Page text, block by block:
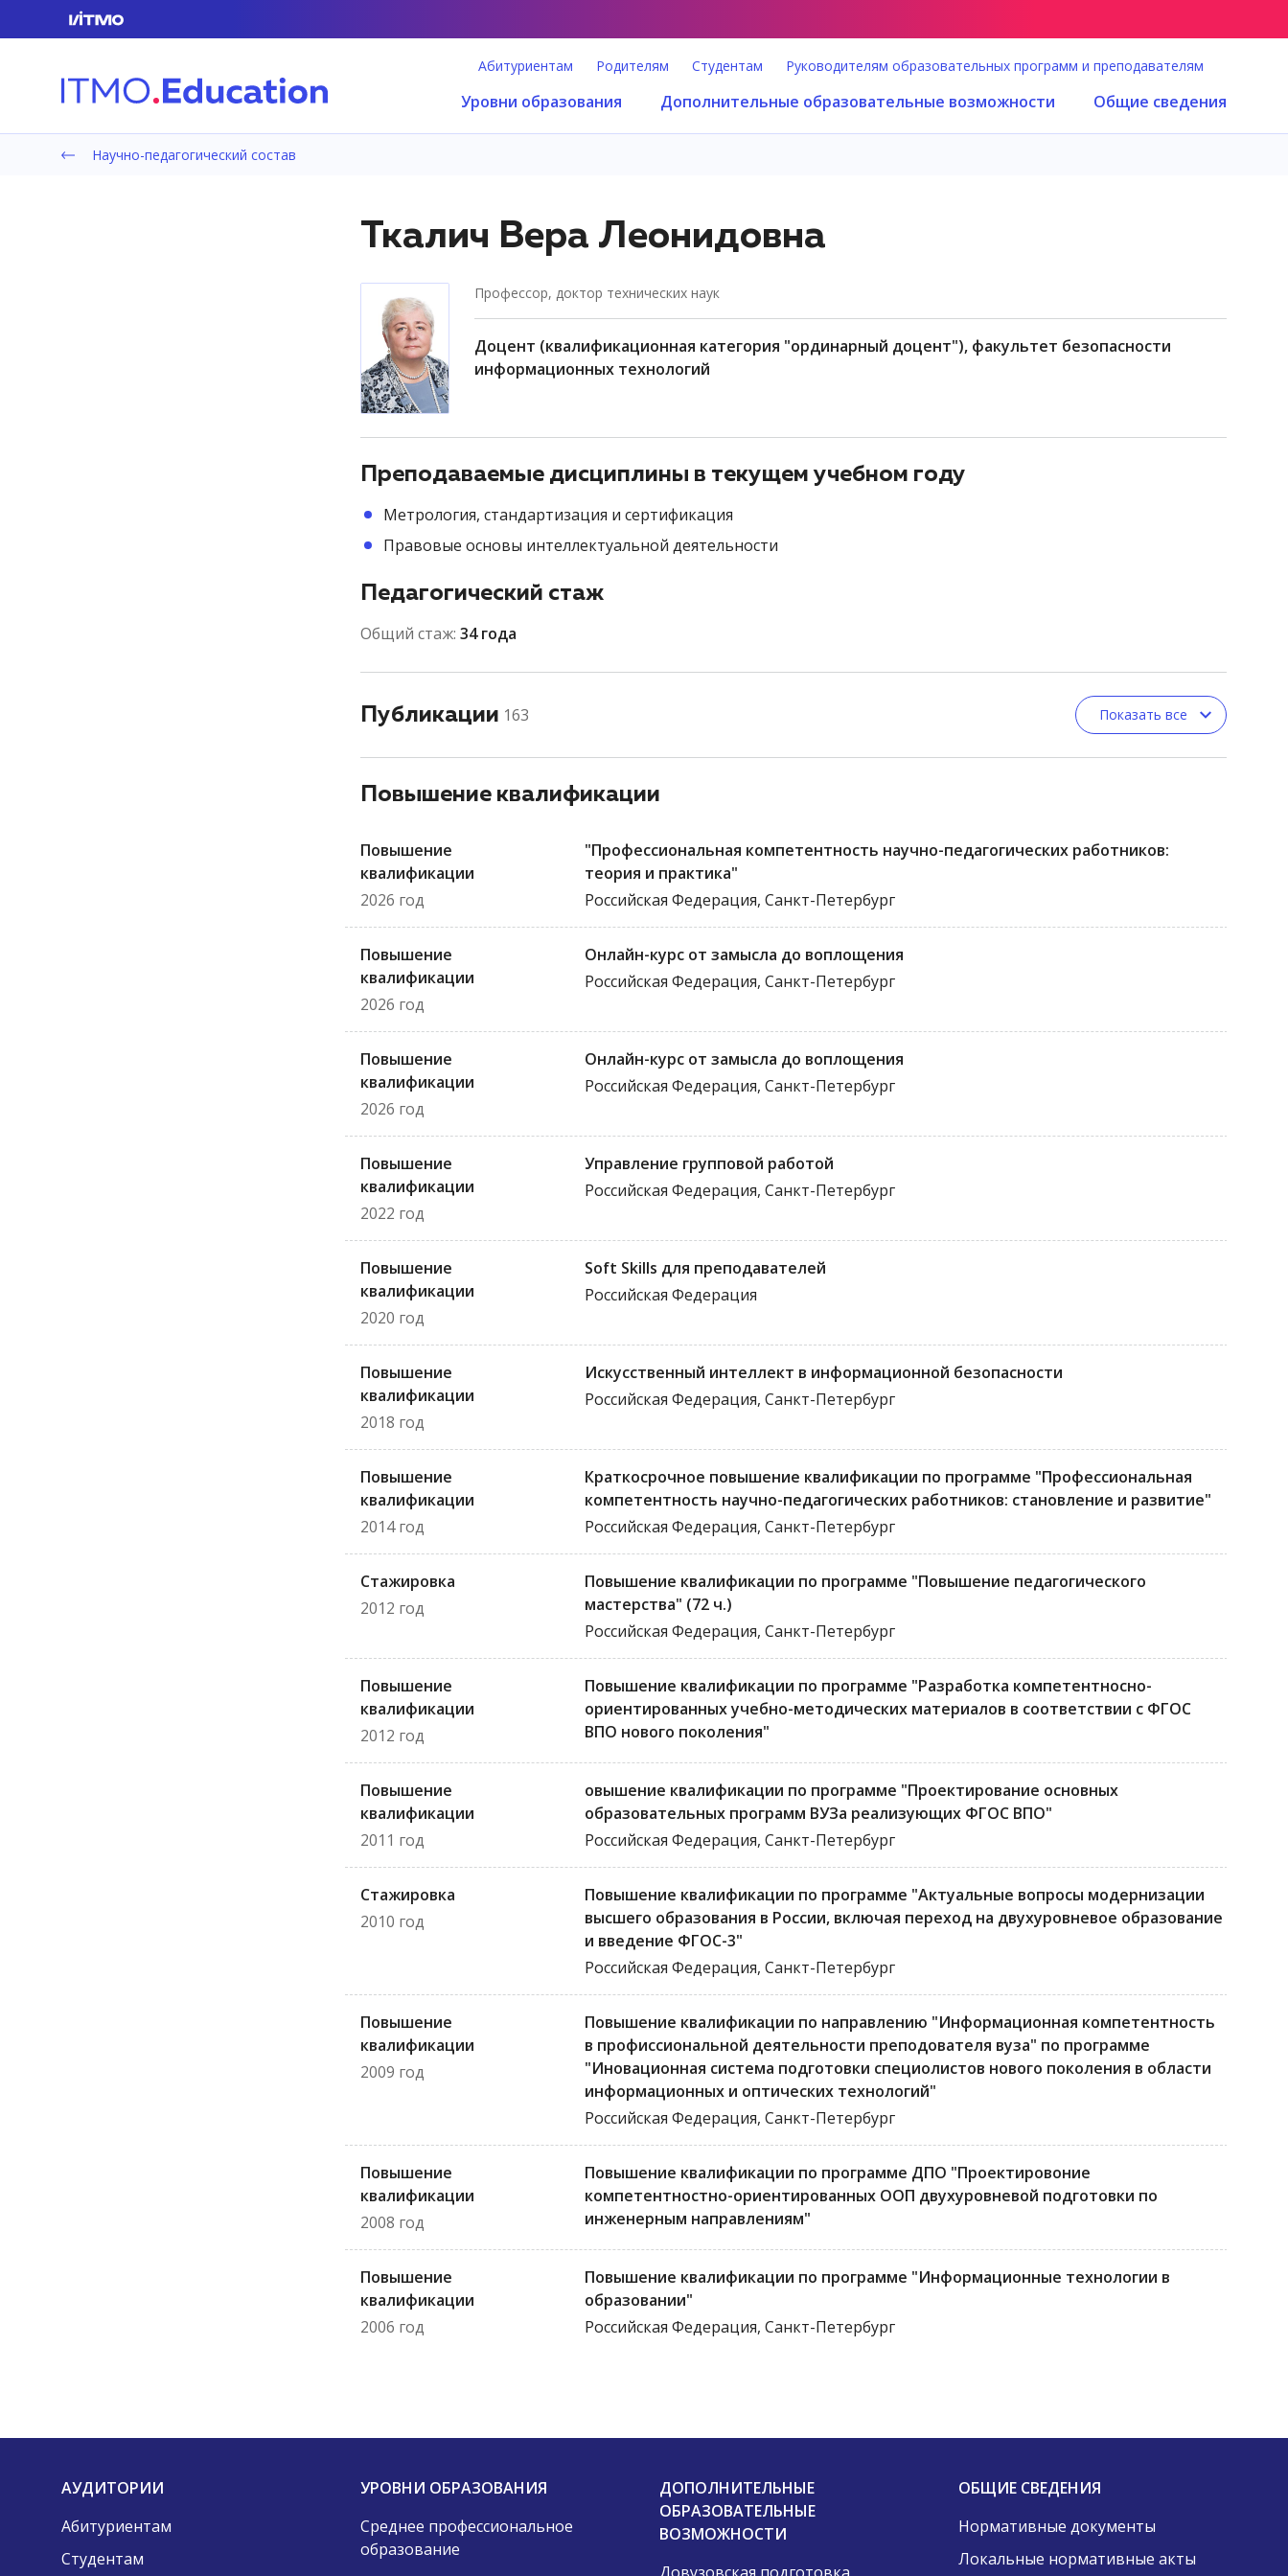
Абитуриентам Родителям Студентам Руководителям образовательных программ и преподавателям
Уровни образования Дополнительные образовательные возможности Общие сведения
Научно-педагогический состав
Ткалич Вера Леонидовна
профессор, доктор технических наук
доцент (квалификационная категория "ординарный доцент"), факультет безопасности
информационных технологий
Преподаваемые дисциплины в текущем учебном году
Метрология, стандартизация и сертификация
Правовые основы интеллектуальной деятельности
Педагогический стаж
Общий стаж: 34 года
Публикации 163 Показать все
Повышение квалификации
Повышение
квалификации
2026 год
"Профессиональная компетентность научно-педагогических работников:
теория и практика"
Российская Федерация, Санкт-Петербург
Повышение
квалификации
2026 год
Онлайн-курс от замысла до воплощения
Российская Федерация, Санкт-Петербург
Повышение
квалификации
2026 год
Онлайн-курс от замысла до воплощения
Российская Федерация, Санкт-Петербург
Повышение
квалификации
2022 год
Управление групповой работой
Российская Федерация, Санкт-Петербург
Повышение
квалификации
2020 год
Soft Skills для преподавателей
Российская Федерация
Повышение
квалификации
2018 год
Искусственный интеллект в информационной безопасности
Российская Федерация, Санкт-Петербург
Повышение
квалификации
2014 год
Краткосрочное повышение квалификации по программе "Профессиональная
компетентность научно-педагогических работников: становление и развитие"
Российская Федерация, Санкт-Петербург
Стажировка
2012 год
Повышение квалификации по программе "Повышение педагогического
мастерства" (72 ч.)
Российская Федерация, Санкт-Петербург
Повышение
квалификации
2012 год
Повышение квалификации по программе "Разработка компетентносно-
ориентированных учебно-методических материалов в соответствии с ФГОС
ВПО нового поколения"
Повышение
квалификации
2011 год
овышение квалификации по программе "Проектирование основных
образовательных программ ВУЗа реализующих ФГОС ВПО"
Российская Федерация, Санкт-Петербург
Стажировка
2010 год
Повышение квалификации по программе "Актуальные вопросы модернизации
высшего образования в России, включая переход на двухуровневое образование
и введение ФГОС-3"
Российская Федерация, Санкт-Петербург
Повышение
квалификации
2009 год
Повышение квалификации по направлению "Информационная компетентность
в профиссиональной деятельности преподователя вуза" по программе
"Иновационная система подготовки специолистов нового поколения в области
информационных и оптических технологий"
Российская Федерация, Санкт-Петербург
Повышение
квалификации
2008 год
Повышение квалификации по программе ДПО "Проектировоние
компетентностно-ориентированных ООП двухуровневой подготовки по
инженерным направлениям"
Повышение
квалификации
2006 год
Повышение квалификации по программе "Информационные технологии в
образовании"
Российская Федерация, Санкт-Петербург
АУДИТОРИИ
Абитуриентам
Студентам
УРОВНИ ОБРАЗОВАНИЯ
Среднее профессиональное
образование
ДОПОЛНИТЕЛЬНЫЕ
ОБРАЗОВАТЕЛЬНЫЕ
ВОЗМОЖНОСТИ
ОБЩИЕ СВЕДЕНИЯ
Нормативные документы
Локальные нормативные акты